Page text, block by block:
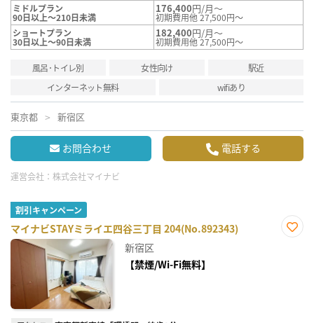
ミドルプラン
90日以上～210日未満
176,400円/月～
初期費用他 27,500円～
ショートプラン
30日以上～90日未満
182,400円/月～
初期費用他 27,500円～
風呂･トイレ別 女性向け
駅近
インターネット無料
wifiあり
東京都 新宿区
お問合わせ 電話する
運営会社： 株式会社マイナビ
割引キャンペーン
マイナビSTAYミライエ四谷三丁目 204(No.892343)
新宿区
【禁煙/Wi-Fi無料】